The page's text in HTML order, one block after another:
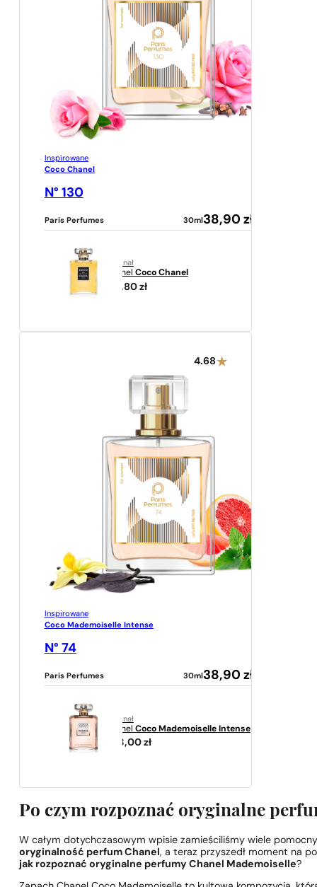
Inspirowane
Coco Chanel
N° 130
Paris Perfumes 30ml 38,90 zł
oryginał
Chanel Coco Chanel
519,80 zł
4.68
Inspirowane
Coco Mademoiselle Intense
N° 74
Paris Perfumes 30ml 38,90 zł
oryginał
Chanel Coco Mademoiselle Intense
503,00 zł
Po czym rozpoznać oryginalne
W całym dotychczasowym wpisie zamieściliśmy wiele
oryginalność perfum Chanel, a teraz przyszedł moment na
jak rozpoznać oryginalne perfumy Chanel Mademoiselle?